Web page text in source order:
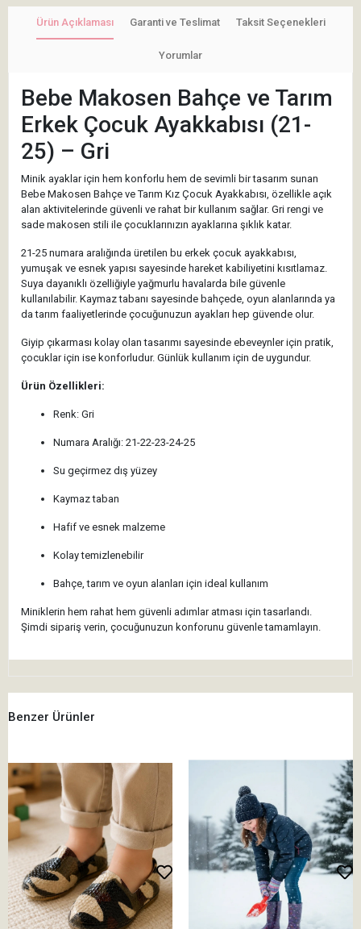
Ürün Açıklaması Garanti ve Teslimat Taksit Seçenekleri
Yorumlar
Bebe Makosen Bahçe ve Tarım
Erkek Çocuk Ayakkabısı (21-
25) – Gri
Minik ayaklar için hem konforlu hem de sevimli bir tasarım sunan
Bebe Makosen Bahçe ve Tarım Kız Çocuk Ayakkabısı, özellikle açık
alan aktivitelerinde güvenli ve rahat bir kullanım sağlar. Gri rengi ve
sade makosen stili ile çocuklarınızın ayaklarına şıklık katar.
21-25 numara aralığında üretilen bu erkek çocuk ayakkabısı,
yumuşak ve esnek yapısı sayesinde hareket kabiliyetini kısıtlamaz.
Suya dayanıklı özelliğiyle yağmurlu havalarda bile güvenle
kullanılabilir. Kaymaz tabanı sayesinde bahçede, oyun alanlarında ya
da tarım faaliyetlerinde çocuğunuzun ayakları hep güvende olur.
Giyip çıkarması kolay olan tasarımı sayesinde ebeveynler için pratik,
çocuklar için ise konforludur. Günlük kullanım için de uygundur.
Ürün Özellikleri:
Renk: Gri
Numara Aralığı: 21-22-23-24-25
Su geçirmez dış yüzey
Kaymaz taban
Hafif ve esnek malzeme
Kolay temizlenebilir
Bahçe, tarım ve oyun alanları için ideal kullanım
Miniklerin hem rahat hem güvenli adımlar atması için tasarlandı.
Şimdi sipariş verin, çocuğunuzun konforunu güvenle tamamlayın.
Benzer Ürünler